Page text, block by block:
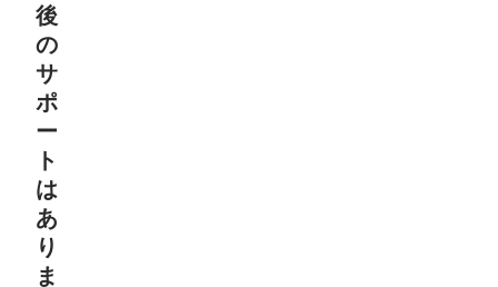
後
の
サ
ポ
ー
ト
は
あ
り
ま